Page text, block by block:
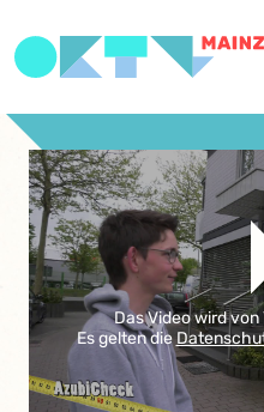
Das Video wird
Es gelten die